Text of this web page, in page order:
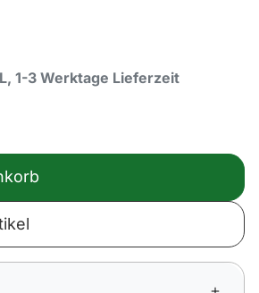
1-3 Werktage Lieferzeit